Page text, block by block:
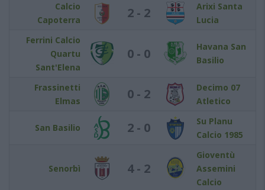
Calcio
Capoterra
2 - 2
Arixi Santa
Lucia
Ferrini Calcio
Quartu
Sant'Elena
0 - 0
Havana San
Basilio
Frassinetti
Elmas
0 - 2
Decimo 07
Atletico
San Basilio 2 - 0
Su Planu
Calcio 1985
Senorbì 4 - 2
Gioventù
Assemini
Calcio